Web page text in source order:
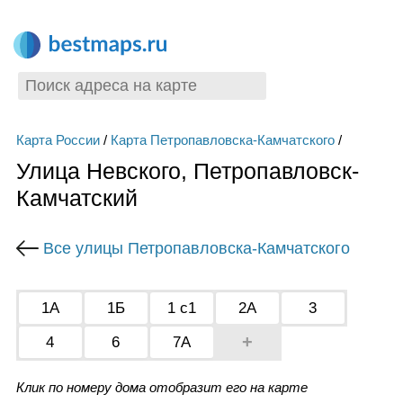
Карта России/ Карта Петропавловска-Камчатского/
Улица Невского, Петропавловск-
Камчатский
Все улицы Петропавловска-Камчатского
1А 1Б 1 с1 2А
3
4
6 7А +
Клик по номеру дома отобразит его на карте